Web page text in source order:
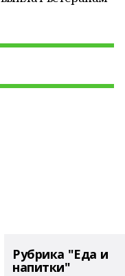
Рубрика "Еда и
напитки"